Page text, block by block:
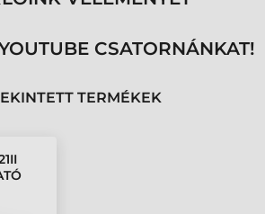
CSATORNÁNKAT!
TERMÉKEK